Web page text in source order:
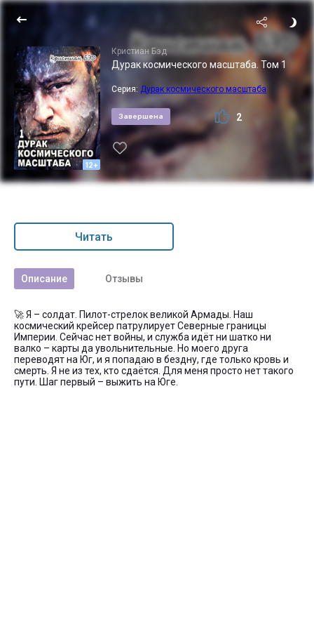
12+
Кристиан Бэд
Дурак космического масштаба. Том 1
Серия: Дурак космического масштаба
Завершена 2
Читать
Описание Отзывы
🚀 Я – солдат. Пилот-стрелок великой Армады. Наш
космический крейсер патрулирует Северные границы
Империи. Сейчас нет войны, и служба идёт ни шатко ни
валко – карты да увольнительные. Но моего друга
переводят на Юг, и я попадаю в бездну, где только кровь и
смерть. Я не из тех, кто сдаётся. Для меня просто нет такого
пути. Шаг первый – выжить на Юге.